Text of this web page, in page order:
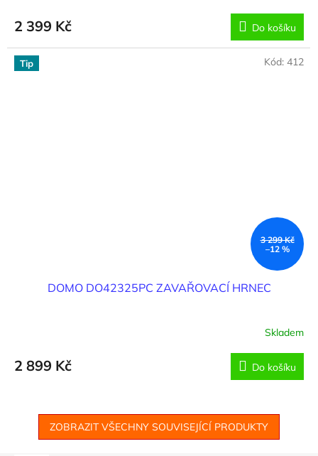
2 399 Kč Do košíku
Tip
3 299 Kč
–12 %
DOMO DO42325PC ZAVAŘOVACÍ HRNEC
produktu
je
hvězdiček.
Skladem
2 899 Kč Do košíku
Kód: 412
ZOBRAZIT VŠECHNY SOUVISEJÍCÍ PRODUKTY